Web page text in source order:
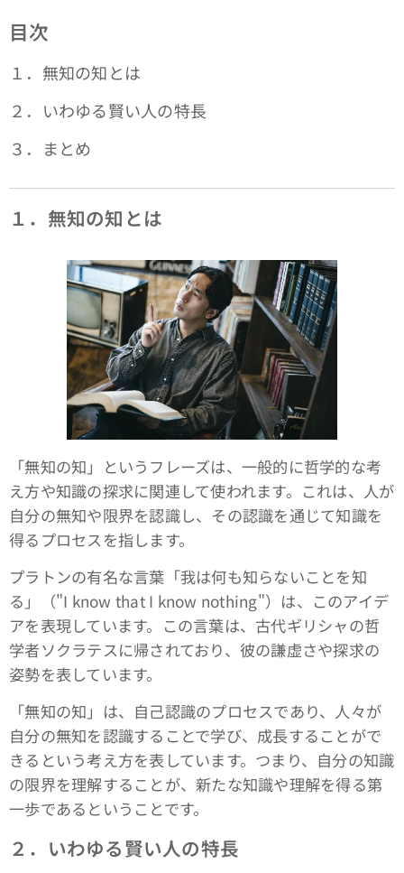
目次
１．無知の知とは
２．いわゆる賢い人の特長
３．まとめ
１．無知の知とは
「無知の知」というフレーズは、一般的に哲学的な考
え方や知識の探求に関連して使われます。これは、人が
自分の無知や限界を認識し、その認識を通じて知識を
得るプロセスを指します。
プラトンの有名な言葉「我は何も知らないことを知
る」（"I know that I know nothing"）は、このアイデ
アを表現しています。この言葉は、古代ギリシャの哲
学者ソクラテスに帰されており、彼の謙虚さや探求の
姿勢を表しています。
「無知の知」は、自己認識のプロセスであり、人々が
自分の無知を認識することで学び、成長することがで
きるという考え方を表しています。つまり、自分の知識
の限界を理解することが、新たな知識や理解を得る第
一歩であるということです。
２．いわゆる賢い人の特長